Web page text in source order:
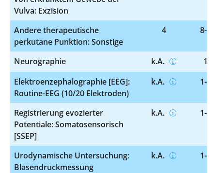
Vulva: Exzision
Andere therapeutische
perkutane Punktion: Sonstige
4 8-
Neurographie k.A.
1-
Elektroenzephalographie [EEG]:
Routine-EEG (10/20 Elektroden)
k.A. 1-
Registrierung evozierter
Potentiale: Somatosensorisch
[SSEP]
k.A. 1-
Urodynamische Untersuchung:
Blasendruckmessung
k.A. 1-